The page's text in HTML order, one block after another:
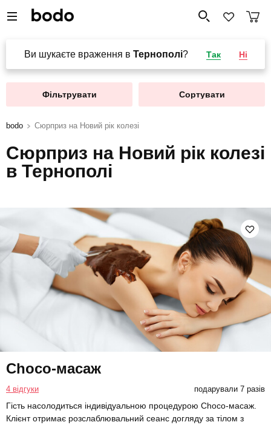
Ви шукаєте враження в Тернополі? Так Ні
Фільтрувати Сортувати
bodo Сюрприз на Новий рік колезі
Сюрприз на Новий рік колезі
в Тернополі
Choco-масаж
4 відгуки подарували 7 разів
Гість насолодиться індивідуальною процедурою Choco-масаж.
Клієнт отримає розслаблювальний сеанс догляду за тілом з